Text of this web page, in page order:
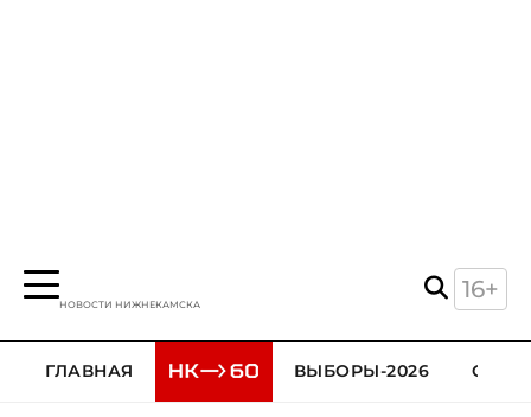
НОВОСТИ НИЖНЕКАМСКА
16+
ГЛАВНАЯ ВЫБОРЫ-2026